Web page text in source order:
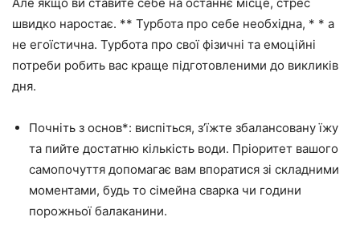
Але якщо ви ставите себе на останнє місце, стрес
швидко наростає. ** Турбота про себе необхідна, * * а
не егоїстична. Турбота про свої фізичні та емоційні
потреби робить вас краще підготовленими до викликів
дня.
Почніть з основ*: виспіться, з’їжте збалансовану їжу
та пийте достатню кількість води. Пріоритет вашого
самопочуття допомагає вам впоратися зі складними
моментами, будь то сімейна сварка чи години
порожньої балаканини.